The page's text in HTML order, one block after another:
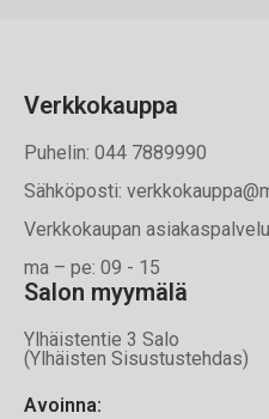
Verkkokauppa
Puhelin: 044 7889990
Sähköposti:
Verkkokaupan
ma – pe: 09 - 15
Salon myymälä
Ylhäistentie 3 Salo
(Ylhäisten Sisustustehdas)
Avoinna: